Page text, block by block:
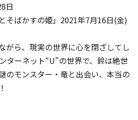
日
そばかすの姫」2021年7月16日(金)
がら、現実の世界に心を閉ざしてし
ターネット“U”の世界で、鈴は絶世
のモンスター・竜と出会い、本当の